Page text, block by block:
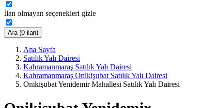
İlan olmayan seçenekleri gizle
Ara (0 ilan)
Ana Sayfa
Satılık Yalı Dairesi
Kahramanmaraş Satılık Yalı Dairesi
Kahramanmaraş Onikişubat Satılık Yalı Dairesi
Onikişubat Yenidemir Mahallesi Satılık Yalı Dairesi